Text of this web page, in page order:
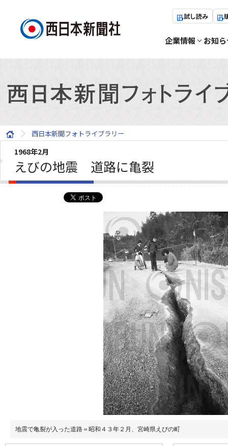
試し読み
企業情報 お知
西日本新聞フォトライブラリー
1968年2月
えびの地震 道路に亀裂
地震で亀裂が入った道路＝昭和４３年２月、宮崎県えびの町